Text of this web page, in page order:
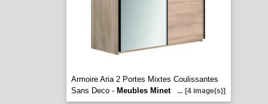
Armoire Aria 2 Portes Mixtes Coulissantes
Sans Deco - Meubles Minet ... [4 image(s)]